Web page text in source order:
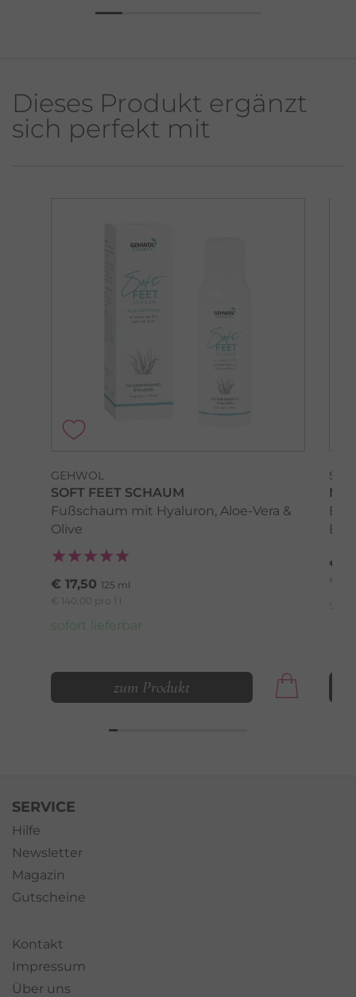
Dieses Produkt ergänzt
sich perfekt mit
GEHWOL
SOFT FEET SCHAUM
Fußschaum mit Hyaluron, Aloe-Vera &
Olive
€ 17,50 125 ml
€ 140,00 pro 1 l
sofort lieferbar
zum Produkt
€
€
SERVICE
Hilfe
Newsletter
Magazin
Gutscheine
Kontakt
Impressum
Über uns